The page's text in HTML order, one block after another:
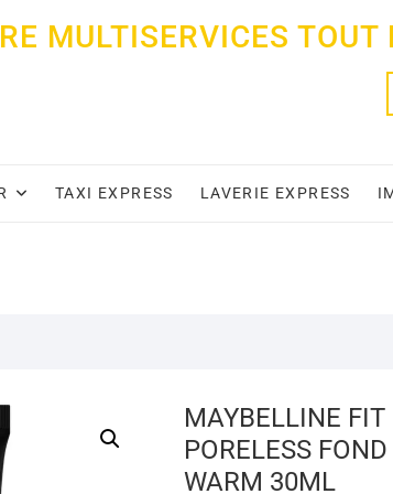
MULTISERVICES TOUT
TAXI EXPRESS LAVERIE EXPRESS
MAYBELLINE
PORELESS
WARM 30ML